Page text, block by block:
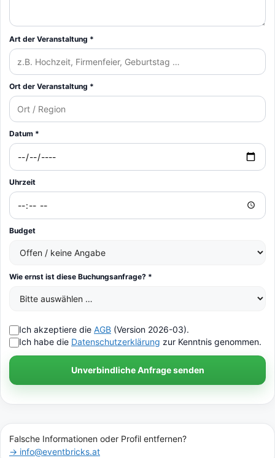
Art der Veranstaltung *
Ort der Veranstaltung *
Datum *
Uhrzeit
Budget
Wie ernst ist diese Buchungsanfrage? *
Ich akzeptiere die AGB (Version 2026-03).
Ich habe die Datenschutzerklärung zur Kenntnis genommen.
Unverbindliche Anfrage senden
Falsche Informationen oder Profil entfernen?
→ info@eventbricks.at